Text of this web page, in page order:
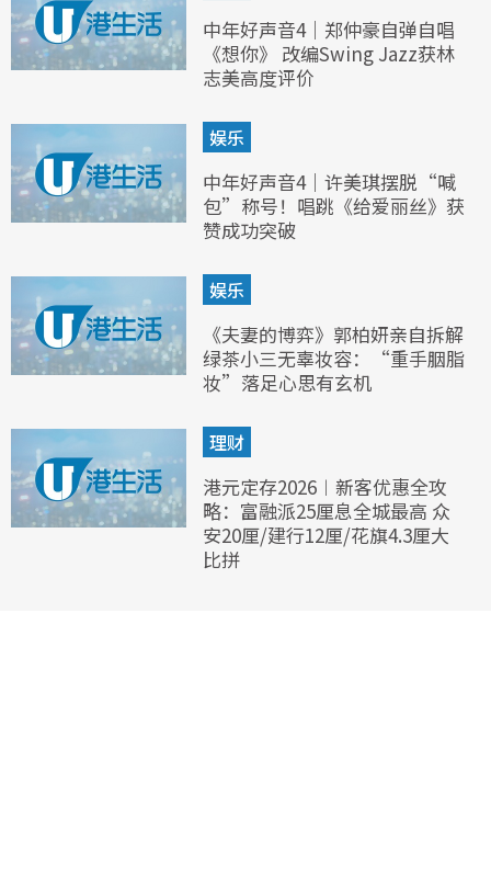
中年好声音4｜郑仲豪自弹自唱
《想你》 改编Swing Jazz获林
志美高度评价
娱乐
中年好声音4｜许美琪摆脱“喊
包”称号！唱跳《给爱丽丝》获
赞成功突破
娱乐
《夫妻的博弈》郭柏妍亲自拆解
绿茶小三无辜妆容：“重手胭脂
妆”落足心思有玄机
理财
港元定存2026︱新客优惠全攻
略：富融派25厘息全城最高 众
安20厘/建行12厘/花旗4.3厘大
比拼